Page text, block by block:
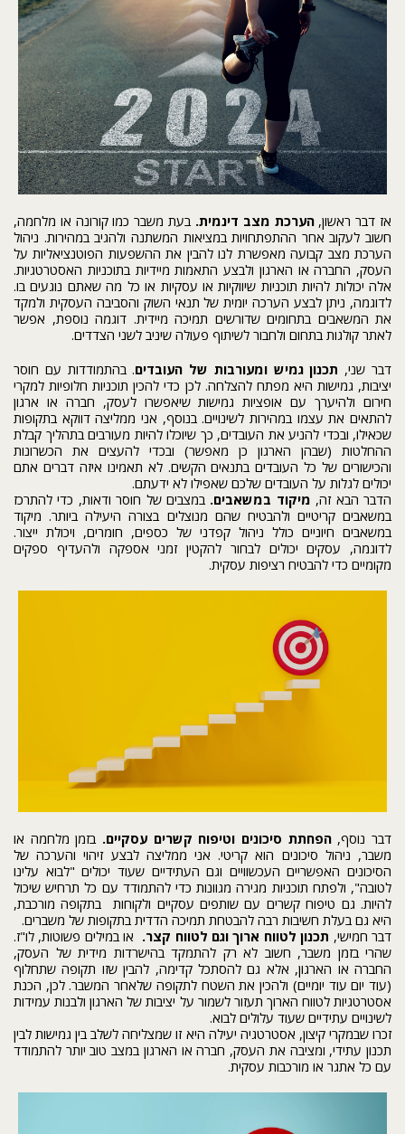
אז דבר ראשון,הערכת מצב דינמית. בעת משבר כמו קורונה או מלחמה,
חשוב לעקוב אחר ההתפתחויות במציאות המשתנה ולהגיב במהירות. ניהול
הערכת מצב קבועה מאפשרת לנו להבין את ההשפעות הפוטנציאליות על
העסק, החברה או הארגון ולבצע התאמות מיידיות בתוכניות האסטרטגיות.
אלה יכולות להיות תוכניות שיווקיות או עסקיות או כל מה שאתם נוגעים בו.
לדוגמה, ניתן לבצע הערכה יומית של תנאי השוק והסביבה העסקית ולמקד
את המשאבים בתחומים שדורשים תמיכה מיידית. דוגמה נוספת, אפשר
לאתר קולגות בתחום ולחבור לשיתוף פעולה שיניב לשני הצדדים.
דבר שני, תכנון גמיש ומעורבות של העובדים. בהתמודדות עם חוסר
יציבות, גמישות היא מפתח להצלחה. לכן כדי להכין תוכניות חלופיות למקרי
חירום ולהיערך עם אופציות גמישות שיאפשרו לעסק, חברה או ארגון
להתאים את עצמו במהירות לשינויים. בנוסף, אני ממליצה דווקא בתקופות
שכאילו, ובכדי להניע את העובדים, כך שיוכלו להיות מעורבים בתהליך קבלת
ההחלטות (שבהן הארגון כן מאפשר) ובכדי להעצים את הכשרונות
והכישורים של כל העובדים בתנאים הקשים. לא תאמינו איזה דברים אתם
יכולים לגלות על העובדים שלכם שאפילו לא ידעתם.
הדבר הבא זה, מיקוד במשאבים. במצבים של חוסר ודאות, כדי להתרכז
במשאבים קריטיים ולהבטיח שהם מנוצלים בצורה היעילה ביותר. מיקוד
במשאבים חיוניים כולל ניהול קפדני של כספים, חומרים, ויכולת ייצור.
לדוגמה, עסקים יכולים לבחור להקטין זמני אספקה ולהעדיף ספקים
מקומיים כדי להבטיח רציפות עסקית.
דבר נוסף,הפחתת סיכונים וטיפוח קשרים עסקיים. בזמן מלחמה או
משבר, ניהול סיכונים הוא קריטי. אני ממליצה לבצע זיהוי והערכה של
הסיכונים האפשריים העכשוויים וגם העתידיים שעוד יכולים "לבוא עלינו
לטובה", ולפתח תוכניות מגירה מגוונות כדי להתמודד עם כל תרחיש שיכול
להיות. גם טיפוח קשרים עם שותפים עסקיים ולקוחות בתקופה מורכבת,
היא גם בעלת חשיבות רבה להבטחת תמיכה הדדית בתקופות של משברים.
דבר חמישי, תכנון לטווח ארוך וגם לטווח קצר. או במילים פשוטות, לו"ז.
שהרי בזמן משבר, חשוב לא רק להתמקד בהישרדות מידית של העסק,
החברה או הארגון, אלא גם להסתכל קדימה, להבין שזו תקופה שתחלוף
(עוד יום עוד יומיים) ולהכין את השטח לתקופה שלאחר המשבר. לכן, הכנת
אסטרטגיות לטווח הארוך תעזור לשמור על יציבות של הארגון ולבנות עמידות
לשינויים עתידיים שעוד עלולים לבוא.
זכרו שבמקרי קיצון, אסטרטגיה יעילה היא זו שמצליחה לשלב בין גמישות לבין
תכנון עתידי, ומציבה את העסק, חברה או הארגון במצב טוב יותר להתמודד
עם כל אתגר או מורכבות עסקית.